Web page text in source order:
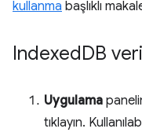
kullanma başlıklı
IndexedDB
Uygulama
tıklayın.